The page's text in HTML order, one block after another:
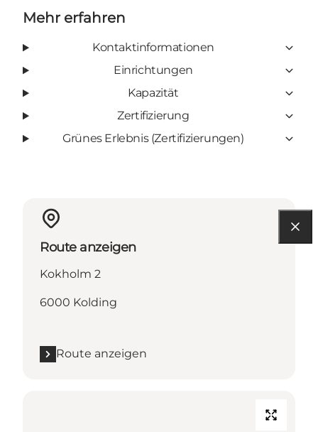
Mehr erfahren
Kontaktinformationen
Einrichtungen
Kapazität
Zertifizierung
Grünes Erlebnis (Zertifizierungen)
Route anzeigen
Kokholm 2
6000 Kolding
Route anzeigen